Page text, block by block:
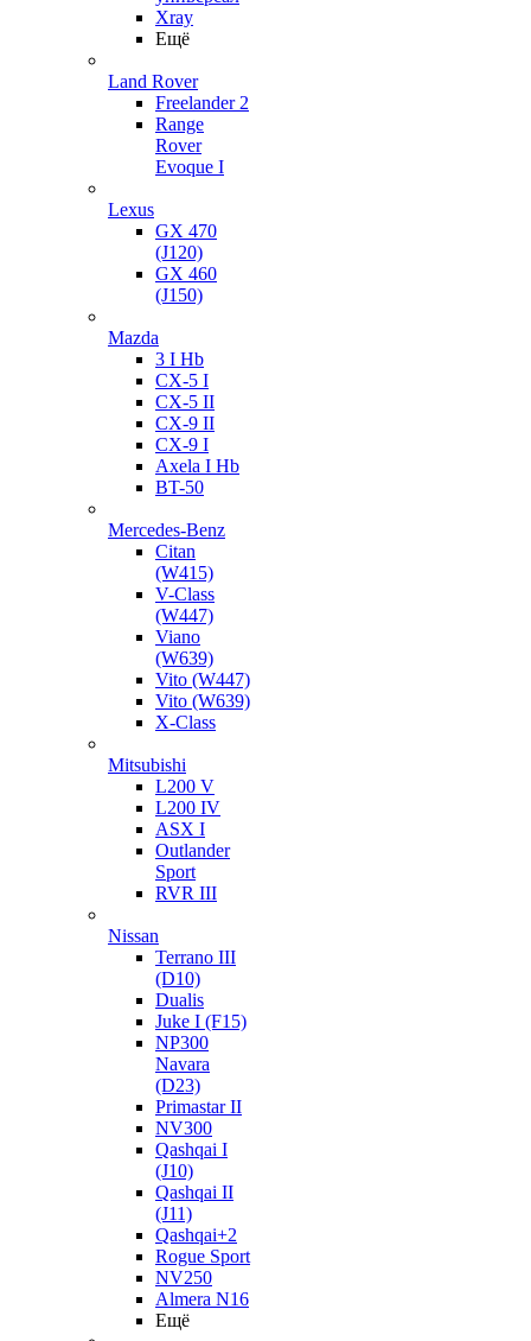
Xray
Ещё
Land Rover
Freelander 2
Range
Rover
Evoque I
Lexus
GX 470
(J120)
GX 460
(J150)
Mazda
3 I Hb
CX-5 I
CX-5 II
CX-9 II
CX-9 I
Axela I Hb
BT-50
Mercedes-Benz
Citan
(W415)
V-Class
(W447)
Viano
(W639)
Vito (W447)
Vito (W639)
X-Class
Mitsubishi
L200 V
L200 IV
ASX I
Outlander
Sport
RVR III
Nissan
Terrano III
(D10)
Dualis
Juke I (F15)
NP300
Navara
(D23)
Primastar II
NV300
Qashqai I
(J10)
Qashqai II
(J11)
Qashqai+2
Rogue Sport
NV250
Almera N16
Ещё